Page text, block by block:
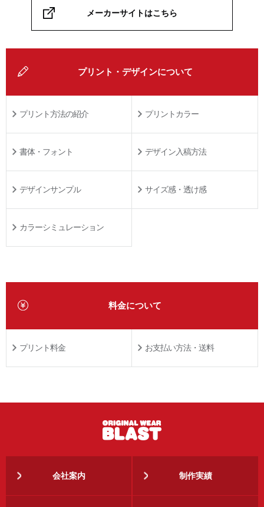
メーカーサイトはこちら
プリント・デザインについて
プリント方法の紹介 プリントカラー
書体・フォント デザイン入稿方法
デザインサンプル サイズ感・透け感
カラーシミュレーション
料金について
プリント料金 お支払い方法・送料
会社案内 制作実績